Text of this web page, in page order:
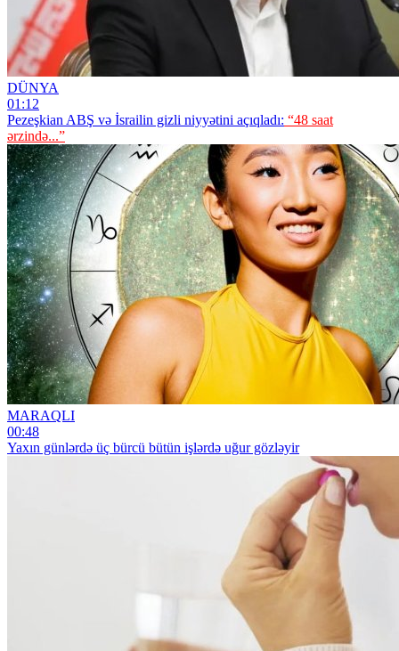
DÜNYA
01:12
Pezeşkian ABŞ və İsrailin gizli niyyətini açıqladı: “48 saat
ərzində...”
MARAQLI
00:48
Yaxın günlərdə üç bürcü bütün işlərdə uğur gözləyir